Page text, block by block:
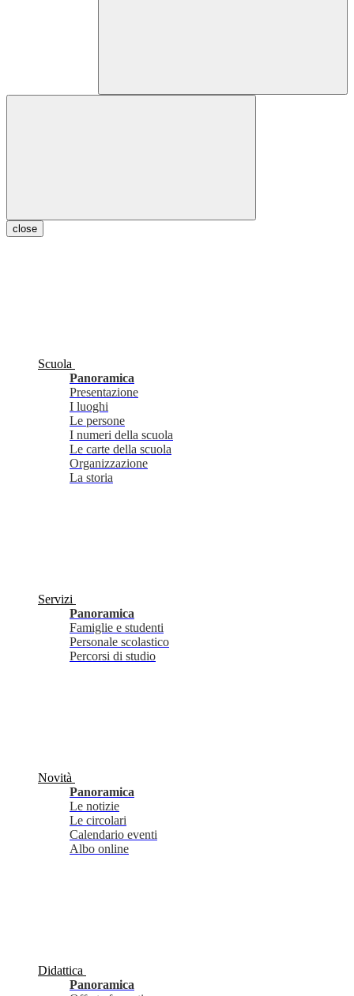
close
Scuola
Panoramica
Presentazione
I luoghi
Le persone
I numeri della scuola
Le carte della scuola
Organizzazione
La storia
Servizi
Panoramica
Famiglie e studenti
Personale scolastico
Percorsi di studio
Novità
Panoramica
Le notizie
Le circolari
Calendario eventi
Albo online
Didattica
Panoramica